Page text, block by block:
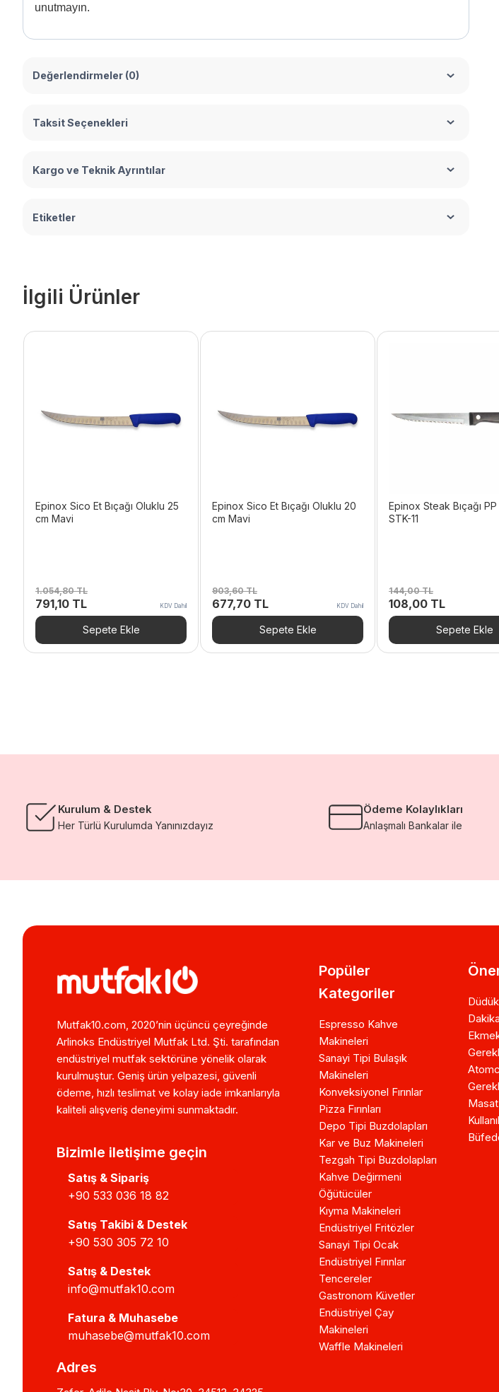
unutmayın.
Değerlendirmeler (0)
Taksit Seçenekleri
Kargo ve Teknik Ayrıntılar
Etiketler
İlgili Ürünler
Epinox Sico Et Bıçağı Oluklu 25
cm Mavi
1.054,80TL
Orijinal
fiyat:
1.054,80 TL.
791,10 TL
andaki
fiyat:
791,10 TL.
KDV Dahil
Sepete Ekle
Epinox Sico Et Bıçağı Oluklu 20
cm Mavi
903,60TL
Orijinal
fiyat:
903,60 TL.
677,70 TL
andaki
fiyat:
677,70 TL.
KDV Dahil
Sepete Ekle
Epinox Steak Bıçağı PP
STK-11
144,00TL
Orijinal
fiyat:
144,00 TL.
108,00 TL
andaki
fiyat:
108,00
Sepete Ekle
Kurulum & Destek
Her Türlü Kurulumda Yanınızdayız
Ödeme Kolaylıkları
Anlaşmalı Bankalar ile
Mutfak10.com, 2020’nin üçüncü çeyreğinde
Arlinoks Endüstriyel Mutfak Ltd. Şti. tarafından
endüstriyel mutfak sektörüne yönelik olarak
kurulmuştur. Geniş ürün yelpazesi, güvenli
ödeme, hızlı teslimat ve kolay iade imkanlarıyla
kaliteli alışveriş deneyimi sunmaktadır.
Bizimle iletişime geçin
Satış & Sipariş
+90 533 036 18 82
Satış Takibi & Destek
+90 530 305 72 10
Satış & Destek
info@mutfak10.com
Fatura & Muhasebe
muhasebe@mutfak10.com
Adres
Popüler
Kategoriler
Espresso Kahve
Makineleri
Sanayi Tipi Bulaşık
Makineleri
Konveksiyonel Fırınlar
Pizza Fırınları
Depo Tipi Buzdolapları
Kar ve Buz Makineleri
Tezgah Tipi Buzdolapları
Kahve Değirmeni
Öğütücüler
Kıyma Makineleri
Endüstriyel Fritözler
Sanayi Tipi Ocak
Endüstriyel Fırınlar
Tencereler
Gastronom Küvetler
Endüstriyel Çay
Makineleri
Waffle Makineleri
Masat